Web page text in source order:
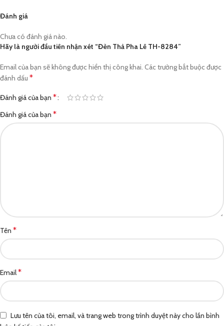
Đánh giá
Chưa có đánh giá nào.
Hãy là người đầu tiên nhận xét “Đèn Thả Pha Lê TH-8284”
Email của bạn sẽ không được hiển thị công khai. Các trường bắt buộc được
đánh dấu *
Đánh giá của bạn *
Đánh giá của bạn *
Tên *
Email*
Lưu tên của tôi, email, và trang web trong trình duyệt này cho lần bình